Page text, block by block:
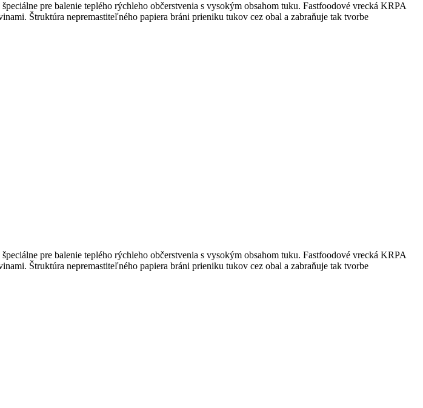
pre balenie teplého rýchleho občerstvenia s vysokým obsahom tuku. Fastfoodové vrecká KRPA
Štruktúra nepremastiteľného papiera bráni prieniku tukov cez obal a zabraňuje tak tvorbe
pre balenie teplého rýchleho občerstvenia s vysokým obsahom tuku. Fastfoodové vrecká KRPA
Štruktúra nepremastiteľného papiera bráni prieniku tukov cez obal a zabraňuje tak tvorbe